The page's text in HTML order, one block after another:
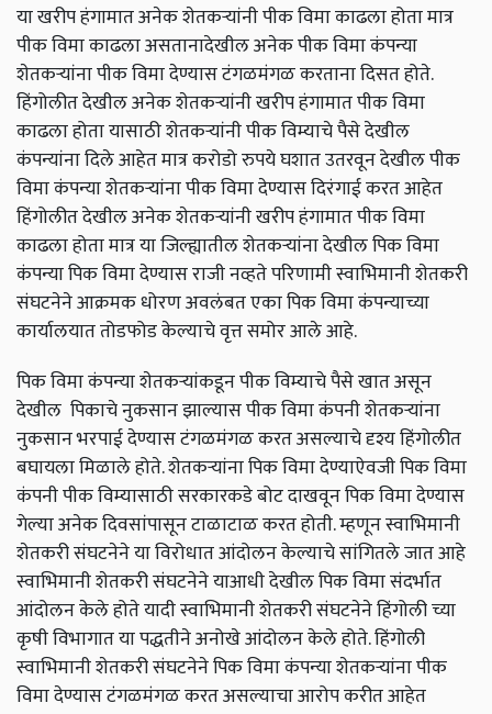
या खरीप हंगामात अनेक शेतकऱ्यांनी पीक विमा काढला होता मात्र
पीक विमा काढला असतानादेखील अनेक पीक विमा कंपन्या
शेतकऱ्यांना पीक विमा देण्यास टंगळमंगळ करताना दिसत होते.
हिंगोलीत देखील अनेक शेतकऱ्यांनी खरीप हंगामात पीक विमा
काढला होता यासाठी शेतकऱ्यांनी पीक विम्याचे पैसे देखील
कंपन्यांना दिले आहेत मात्र करोडो रुपये घशात उतरवून देखील पीक
विमा कंपन्या शेतकऱ्यांना पीक विमा देण्यास दिरंगाई करत आहेत
हिंगोलीत देखील अनेक शेतकऱ्यांनी खरीप हंगामात पीक विमा
काढला होता मात्र या जिल्ह्यातील शेतकऱ्यांना देखील पिक विमा
कंपन्या पिक विमा देण्यास राजी नव्हते परिणामी स्वाभिमानी शेतकरी
संघटनेने आक्रमक धोरण अवलंबत एका पिक विमा कंपन्याच्या
कार्यालयात तोडफोड केल्याचे वृत्त समोर आले आहे.
पिक विमा कंपन्या शेतकऱ्यांकडून पीक विम्याचे पैसे खात असून
देखील पिकाचे नुकसान झाल्यास पीक विमा कंपनी शेतकऱ्यांना
नुकसान भरपाई देण्यास टंगळमंगळ करत असल्याचे दृश्य हिंगोलीत
बघायला मिळाले होते. शेतकऱ्यांना पिक विमा देण्याऐवजी पिक विमा
कंपनी पीक विम्यासाठी सरकारकडे बोट दाखवून पिक विमा देण्यास
गेल्या अनेक दिवसांपासून टाळाटाळ करत होती. म्हणून स्वाभिमानी
शेतकरी संघटनेने या विरोधात आंदोलन केल्याचे सांगितले जात आहे
स्वाभिमानी शेतकरी संघटनेने याआधी देखील पिक विमा संदर्भात
आंदोलन केले होते यादी स्वाभिमानी शेतकरी संघटनेने हिंगोली च्या
कृषी विभागात या पद्धतीने अनोखे आंदोलन केले होते. हिंगोली
स्वाभिमानी शेतकरी संघटनेने पिक विमा कंपन्या शेतकऱ्यांना पीक
विमा देण्यास टंगळमंगळ करत असल्याचा आरोप करीत आहेत